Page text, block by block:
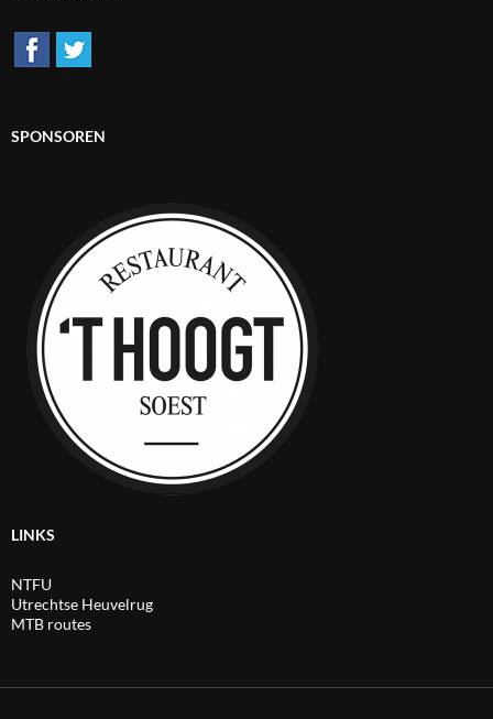
SPONSOREN
LINKS
NTFU
Utrechtse Heuvelrug
MTB routes